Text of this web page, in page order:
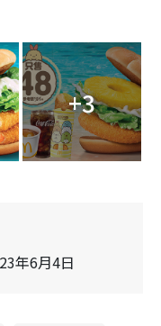
+3
年6月4日